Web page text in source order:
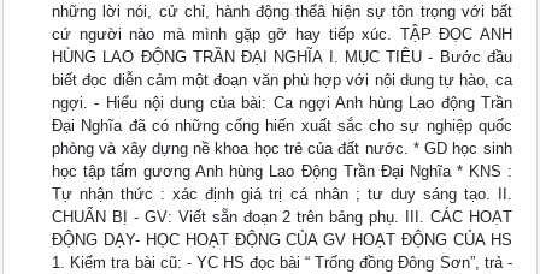
những lời nói, cử chỉ, hành động thểâ hiện sự tôn trọng với bất
cứ người nào mà mình gặp gỡ hay tiếp xúc. TẬP ĐỌC ANH
HÙNG LAO ĐỘNG TRẦN ĐẠI NGHĨA I. MỤC TIÊU - Bước đầu
biết đọc diễn cảm một đoạn văn phù hợp với nội dung tự hào, ca
ngợi. - Hiểu nội dung của bài: Ca ngợi Anh hùng Lao động Trần
Đại Nghĩa đã có những cống hiến xuất sắc cho sự nghiệp quốc
phòng và xây dựng nề khoa học trẻ của đất nước. * GD học sinh
học tập tấm gương Anh hùng Lao Động Trần Đại Nghĩa * KNS :
Tự nhận thức : xác định giá trị cá nhân ; tư duy sáng tạo. II.
CHUẨN BỊ - GV: Viết sẵn đoạn 2 trên bảng phụ. III. CÁC HOẠT
ĐỘNG DẠY- HỌC HOẠT ĐỘNG CỦA GV HOẠT ĐỘNG CỦA HS
1. Kiểm tra bài cũ: - YC HS đọc bài “ Trống đồng Đông Sơn”, trả -